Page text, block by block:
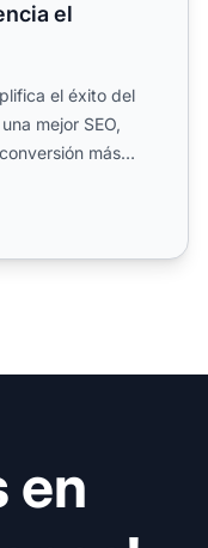
el
el éxito del
mejor SEO,
más
en